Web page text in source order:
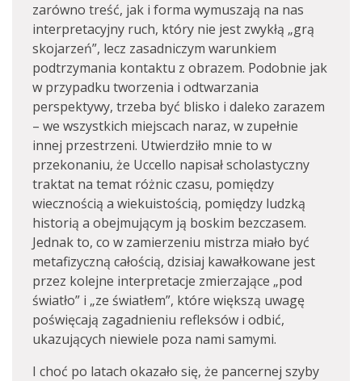
zarówno treść, jak i forma wymuszają na nas
interpretacyjny ruch, który nie jest zwykłą „grą
skojarzeń”, lecz zasadniczym warunkiem
podtrzymania kontaktu z obrazem. Podobnie jak
w przypadku tworzenia i odtwarzania
perspektywy, trzeba być blisko i daleko zarazem
– we wszystkich miejscach naraz, w zupełnie
innej przestrzeni. Utwierdziło mnie to w
przekonaniu, że Uccello napisał scholastyczny
traktat na temat różnic czasu, pomiędzy
wiecznością a wiekuistością, pomiędzy ludzką
historią a obejmującym ją boskim bezczasem.
Jednak to, co w zamierzeniu mistrza miało być
metafizyczną całością, dzisiaj kawałkowane jest
przez kolejne interpretacje zmierzające „pod
światło” i „ze światłem”, które większą uwagę
poświęcają zagadnieniu refleksów i odbić,
ukazujących niewiele poza nami samymi.
I choć po latach okazało się, że pancernej szyby